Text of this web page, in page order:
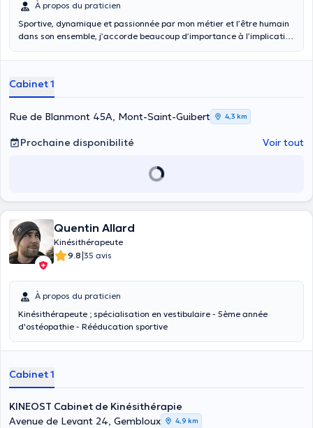
À propos du praticien
Sportive, dynamique et passionnée par mon métier et l’être humain
dans son ensemble, j’accorde beaucoup d’importance à l’implication
effectué mon cursus de base, je me suis très vite spécialisée en
essentiel d’apporter une prise en charge adaptée et individualisée à
chacun, en fonction de vos objectifs et de votre niveau de
performance, que vous soyez sportif de haut niveau comme sportif
occasionnel ou voulant le devenir.
Cabinet 1
Rue de Blanmont 45A, Mont-Saint-Guibert 4,3 km
Prochaine disponibilité Voir tout
Quentin Allard
Kinésithérapeute
9.8|35 avis
À propos du praticien
Kinésithérapeute ; spécialisation en vestibulaire - 5ème année
d'ostéopathie - Rééducation sportive
Cabinet 1
KINEOST Cabinet de Kinésithérapie
Avenue de Levant 24, Gembloux
4,9 km